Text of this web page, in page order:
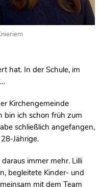
hat. In der Schule, im
Kirchengemeinde
bin ich schon früh zum
schließlich angefangen,
Jährige.
immer mehr. Lilli
begleitete Kinder- und
mit dem Team